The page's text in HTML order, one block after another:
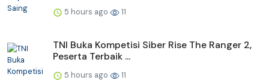
5 hours ago 11
TNI Buka Kompetisi Siber Rise The Ranger 2,
Peserta Terbaik ...
5 hours ago 11